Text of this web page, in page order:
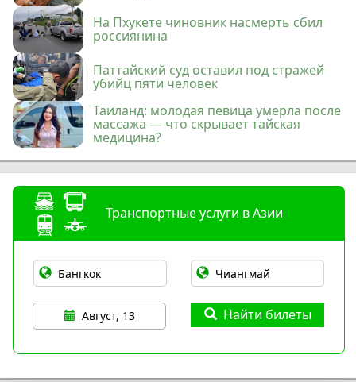
На Пхукете чиновник насмерть сбил
россиянина
Паттайский суд оставил под стражей
убийц пяти человек
Таиланд: молодая певица умерла после
массажа — что скрывает тайская
медицина?
Транспортные услуги в Азии
Август, 13 Найти билеты